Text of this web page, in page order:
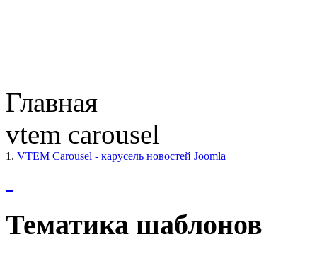
Главная
vtem carousel
1. VTEM Carousel - карусель новостей Joomla
Тематика шаблонов